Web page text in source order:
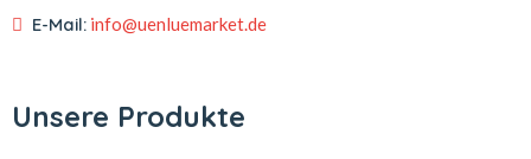
E-Mail: info@uenluemarket.de
Unsere Produkte